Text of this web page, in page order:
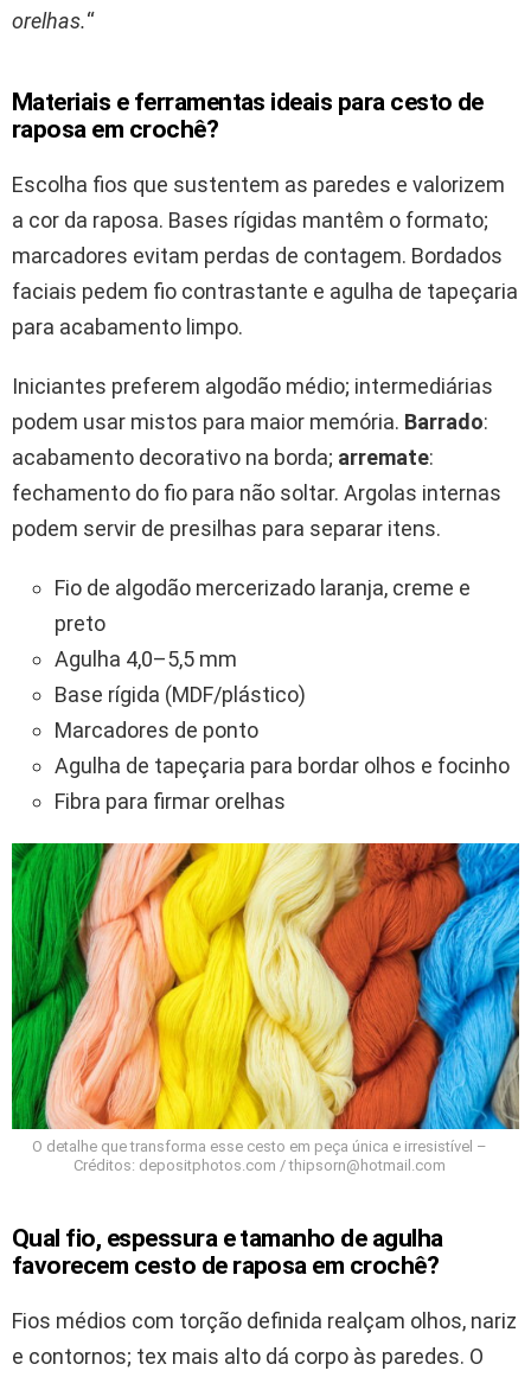
orelhas.“
Materiais e ferramentas ideais para cesto de
raposa em crochê?
Escolha fios que sustentem as paredes e valorizem
a cor da raposa. Bases rígidas mantêm o formato;
marcadores evitam perdas de contagem. Bordados
faciais pedem fio contrastante e agulha de tapeçaria
para acabamento limpo.
Iniciantes preferem algodão médio; intermediárias
podem usar mistos para maior memória. Barrado:
acabamento decorativo na borda; arremate:
fechamento do fio para não soltar. Argolas internas
podem servir de presilhas para separar itens.
Fio de algodão mercerizado laranja, creme e
preto
Agulha 4,0–5,5 mm
Base rígida (MDF/plástico)
Marcadores de ponto
Agulha de tapeçaria para bordar olhos e focinho
Fibra para firmar orelhas
O detalhe que transforma esse cesto em peça única e irresistível –
Créditos: depositphotos.com / thipsorn@hotmail.com
Qual fio, espessura e tamanho de agulha
favorecem cesto de raposa em crochê?
Fios médios com torção definida realçam olhos, nariz
e contornos; tex mais alto dá corpo às paredes. O